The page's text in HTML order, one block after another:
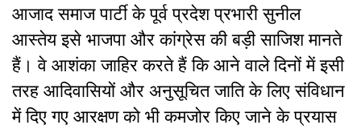
आजाद समाज पार्टी के पूर्व प्रदेश प्रभारी सुनील
आस्तेय इसे भाजपा और कांग्रेस की बड़ी साजिश मानते
हैं। वे आशंका जाहिर करते हैं कि आने वाले दिनों में इसी
तरह आदिवासियों और अनुसूचित जाति के लिए संविधान
में दिए गए आरक्षण को भी कमजोर किए जाने के प्रयास